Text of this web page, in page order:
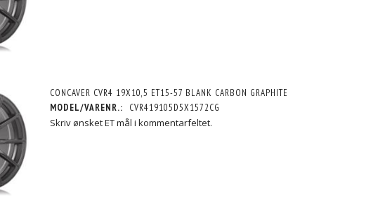
CONCAVER CVR4 19X10,5 ET15-57 BLANK CARBON GRAPHITE
MODEL/VARENR.:
CVR419105D5X1572CG
Skriv ønsket ET mål i kommentarfeltet.